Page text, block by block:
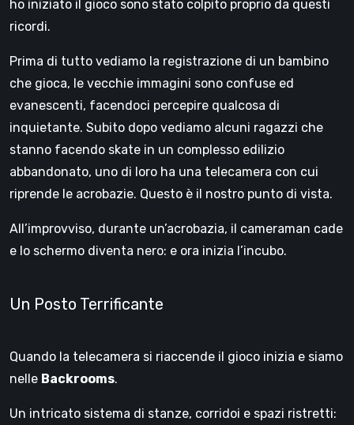
ho iniziato il gioco sono stato colpito proprio da questi
ricordi.
Prima di tutto vediamo la registrazione di un bambino
che gioca, le vecchie immagini sono confuse ed
evanescenti, facendoci percepire qualcosa di
inquietante. Subito dopo vediamo alcuni ragazzi che
stanno facendo skate in un complesso edilizio
abbandonato, uno di loro ha una telecamera con cui
riprende le acrobazie. Questo è il nostro punto di vista.
All’improvviso, durante un’acrobazia, il cameraman cade
e lo schermo diventa nero: e ora inizia l’incubo.
Un Posto Terrificante
Quando la telecamera si riaccende il gioco inizia e siamo
nelle Backrooms.
Un intricato sistema di stanze, corridoi e spazi ristretti: